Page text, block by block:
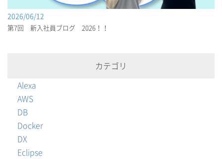
2026/06/12
第7回 新入社員ブログ 2026！！
カテゴリ
Alexa
AWS
DB
Docker
DX
Eclipse